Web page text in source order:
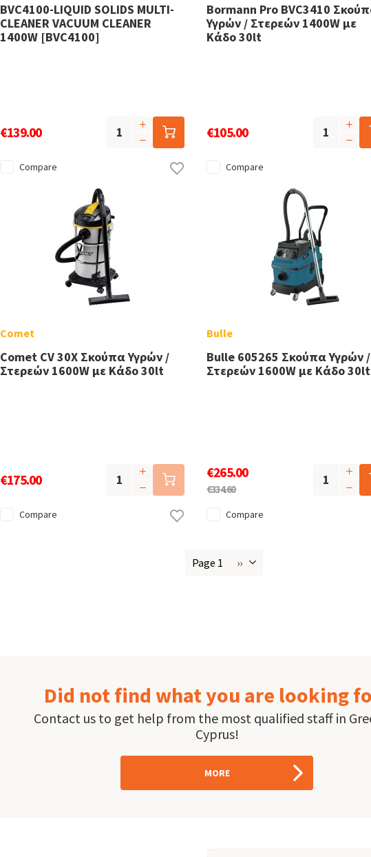
BVC4100-LIQUID SOLIDS MULTI-
CLEANER VACUUM CLEANER
1400W [BVC4100]
€139.00
Compare
Bormann Pro BVC3410
Υγρών / Στερεών 1400W με
Κάδο 30lt
€105.00
Compare
Comet
Comet CV 30X Σκούπα Υγρών /
Στερεών 1600W με Κάδο 30lt
€175.00
Compare
Bulle
Bulle 605265 Σκούπα Υγρών /
Στερεών 1600W με Κάδο 30lt
€265.00
€334.60
Compare
Page 1
Next
››
Did not find what you are looking
Contact us to get help from the most qualified staff in
Cyprus!
MORE